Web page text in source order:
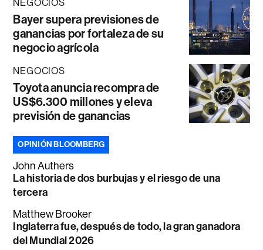
NEGOCIOS
Bayer supera previsiones de
ganancias por fortaleza de su
negocio agrícola
NEGOCIOS
Toyota anuncia recompra de
US$6.300 millones y eleva
previsión de ganancias
OPINIÓN BLOOMBERG
John Authers
La historia de dos burbujas y el riesgo de una
tercera
Matthew Brooker
Inglaterra fue, después de todo, la gran ganadora
del Mundial 2026